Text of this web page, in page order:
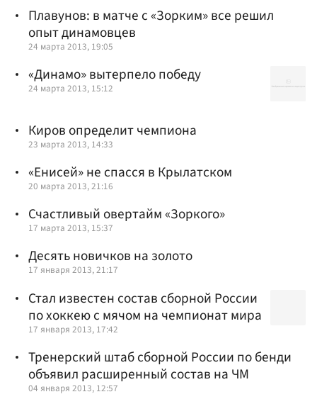
Плавунов: в матче с «Зорким» все решил
опыт динамовцев
24 марта 2013, 19:05
«Динамо» вытерпело победу
24 марта 2013, 15:12
Киров определит чемпиона
23 марта 2013, 14:33
«Енисей» не спасся в Крылатском
20 марта 2013, 21:16
Счастливый овертайм «Зоркого»
17 марта 2013, 15:37
Десять новичков на золото
17 января 2013, 21:17
Стал известен состав сборной России
по хоккею с мячом на чемпионат мира
17 января 2013, 17:42
Тренерский штаб сборной России по бенди
объявил расширенный состав на ЧМ
04 января 2013, 12:57